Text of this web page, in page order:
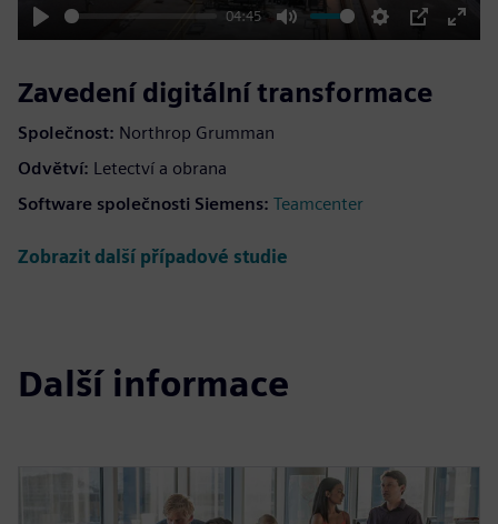
Play
04:45
Mute Settings
PIP
Enter
Zavedení digitální transformace
Společnost: Northrop Grumman
Odvětví: Letectví a obrana
Software společnosti Siemens: Teamcenter
Zobrazit další případové studie
Další informace